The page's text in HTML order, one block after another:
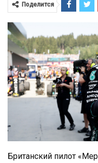
Поделится
Британский пилот